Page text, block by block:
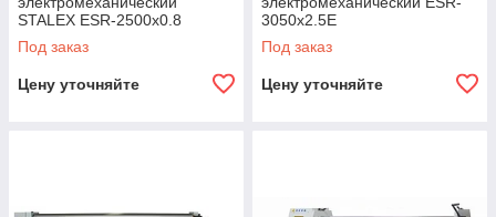
STALEX ESR-2500x0.8
Под заказ
Цену уточняйте
3050x2.5E
Под заказ
Цену уточняйте